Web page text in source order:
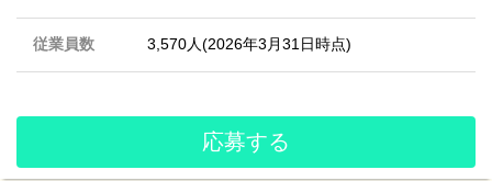
従業員数 3,570人(2026年3月31日時点)
応募する